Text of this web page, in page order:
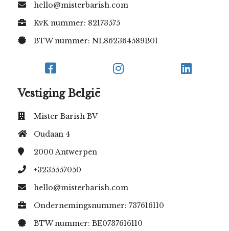
hello@misterbarish.com
KvK nummer: 82173575
BTW nummer: NL862364589B01
Vestiging België
Mister Barish BV
Oudaan 4
2000Antwerpen
+3235557050
hello@misterbarish.com
Ondernemingsnummer: 737616110
BTW nummer: BE0737616110